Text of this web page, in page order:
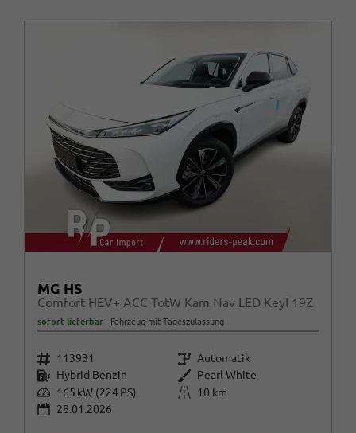
MG HS
Comfort HEV+ ACC TotW Kam Nav LED Keyl 19Z
sofort lieferbar Fahrzeug mit Tageszulassung
Fahrzeugnr. 113931 Getriebe Automatik
Kraftstoff Hybrid Benzin Außenfarbe Pearl White
Leistung 165 kW (224 PS) Kilometerstand
10 km
28.01.2026